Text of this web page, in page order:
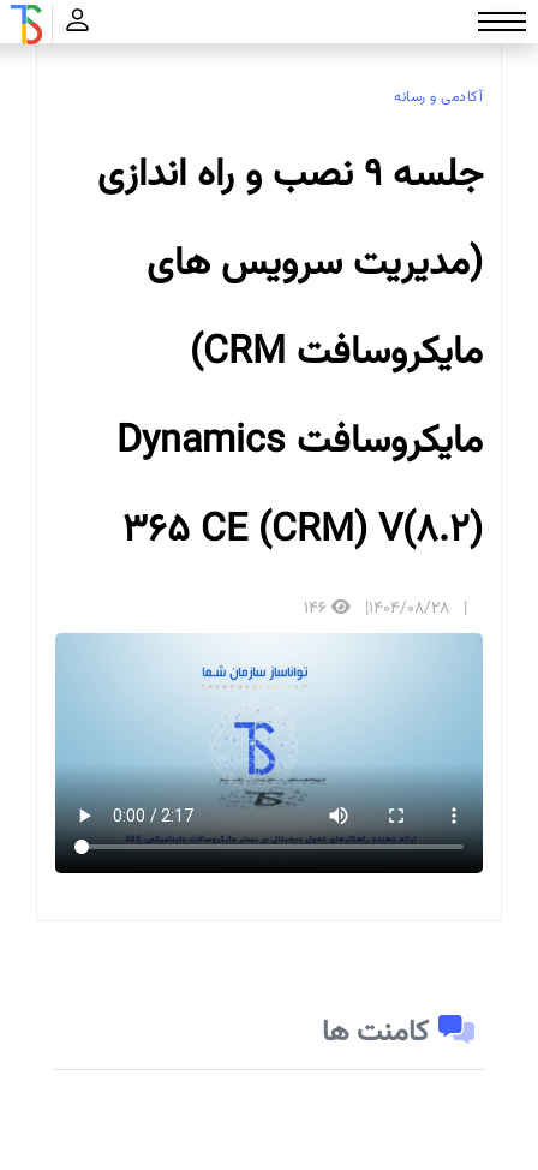
تواناسازان
آکادمی و رسانه
جلسه 9 نصب و راه اندازی
(مدیریت سرویس های
مایکروسافت CRM)
مایکروسافت Dynamics
365 CE (CRM) V(8.2)
1404/08/28
کامنت ها